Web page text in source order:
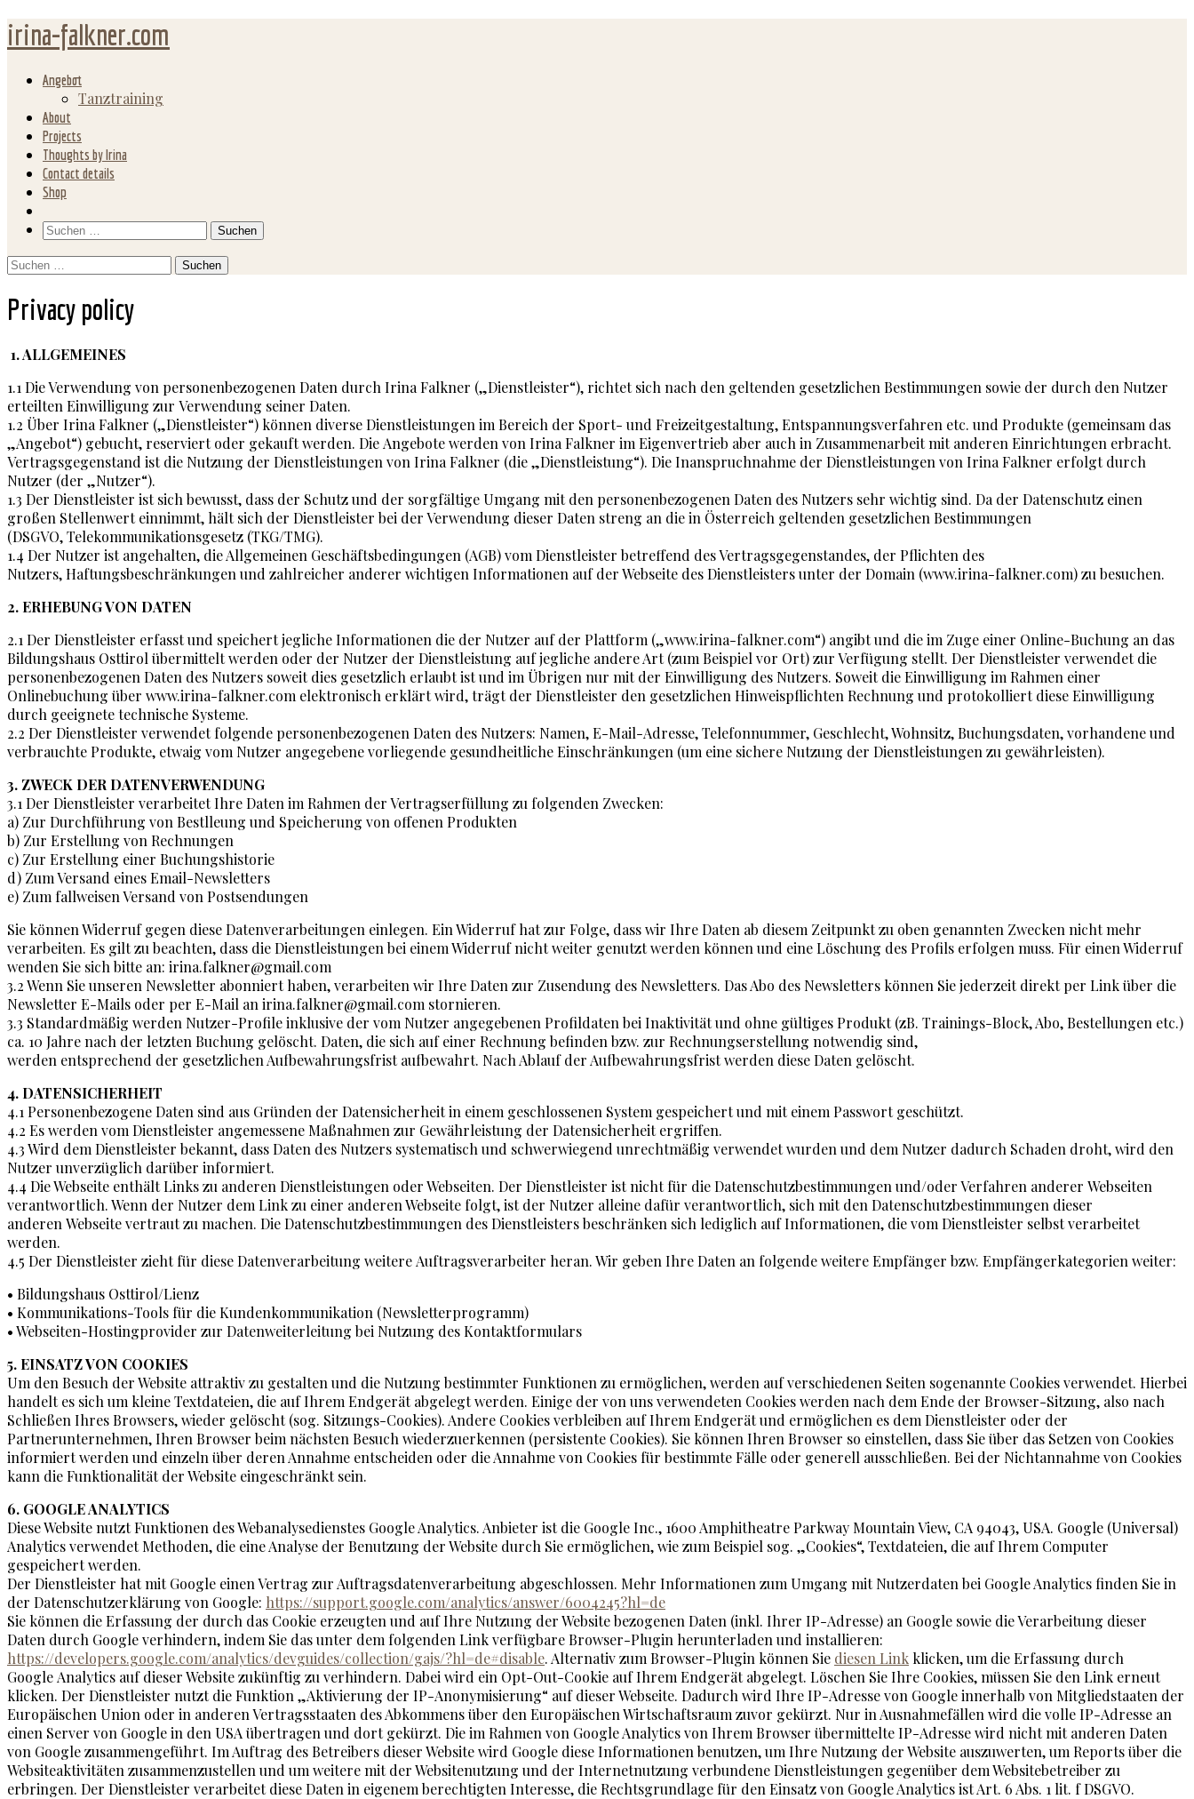
irina-falkner.com
Angebot
Tanztraining
About
Projects
Thoughts by Irina
Contact details
Shop
Suchen
Suchen
Privacy policy
1. ALLGEMEINES
1.1 Die Verwendung von personenbezogenen Daten durch Irina Falkner („Dienstleister“), richtet sich nach den geltenden gesetzlichen Bestimmungen sowie der durch den Nutzer
erteilten Einwilligung zur Verwendung seiner Daten.
1.2 Über Irina Falkner („Dienstleister“) können diverse Dienstleistungen im Bereich der Sport- und Freizeitgestaltung, Entspannungsverfahren etc. und Produkte (gemeinsam das
„Angebot“) gebucht, reserviert oder gekauft werden. Die Angebote werden von Irina Falkner im Eigenvertrieb aber auch in Zusammenarbeit mit anderen Einrichtungen erbracht.
Vertragsgegenstand ist die Nutzung der Dienstleistungen von Irina Falkner (die „Dienstleistung“). Die Inanspruchnahme der Dienstleistungen von Irina Falkner erfolgt durch
Nutzer (der „Nutzer“).
1.3 Der Dienstleister ist sich bewusst, dass der Schutz und der sorgfältige Umgang mit den personenbezogenen Daten des Nutzers sehr wichtig sind. Da der Datenschutz einen
großen Stellenwert einnimmt, hält sich der Dienstleister bei der Verwendung dieser Daten streng an die in Österreich geltenden gesetzlichen Bestimmungen
(DSGVO, Telekommunikationsgesetz (TKG/TMG).
1.4 Der Nutzer ist angehalten, die Allgemeinen Geschäftsbedingungen (AGB) vom Dienstleister betreffend des Vertragsgegenstandes, der Pflichten des
Nutzers, Haftungsbeschränkungen und zahlreicher anderer wichtigen Informationen auf der Webseite des Dienstleisters unter der Domain (www.irina-falkner.com) zu besuchen.
2. ERHEBUNG VON DATEN
2.1 Der Dienstleister erfasst und speichert jegliche Informationen die der Nutzer auf der Plattform („www.irina-falkner.com“) angibt und die im Zuge einer Online-Buchung an das
Bildungshaus Osttirol übermittelt werden oder der Nutzer der Dienstleistung auf jegliche andere Art (zum Beispiel vor Ort) zur Verfügung stellt. Der Dienstleister verwendet die
personenbezogenen Daten des Nutzers soweit dies gesetzlich erlaubt ist und im Übrigen nur mit der Einwilligung des Nutzers. Soweit die Einwilligung im Rahmen einer
Onlinebuchung über www.irina-falkner.com elektronisch erklärt wird, trägt der Dienstleister den gesetzlichen Hinweispflichten Rechnung und protokolliert diese Einwilligung
durch geeignete technische Systeme.
2.2 Der Dienstleister verwendet folgende personenbezogenen Daten des Nutzers: Namen, E-Mail-Adresse, Telefonnummer, Geschlecht, Wohnsitz, Buchungsdaten, vorhandene und
verbrauchte Produkte, etwaig vom Nutzer angegebene vorliegende gesundheitliche Einschränkungen (um eine sichere Nutzung der Dienstleistungen zu gewährleisten).
3. ZWECK DER DATENVERWENDUNG
3.1 Der Dienstleister verarbeitet Ihre Daten im Rahmen der Vertragserfüllung zu folgenden Zwecken:
a) Zur Durchführung von Bestlleung und Speicherung von offenen Produkten
b) Zur Erstellung von Rechnungen
c) Zur Erstellung einer Buchungshistorie
d) Zum Versand eines Email-Newsletters
e) Zum fallweisen Versand von Postsendungen
Sie können Widerruf gegen diese Datenverarbeitungen einlegen. Ein Widerruf hat zur Folge, dass wir Ihre Daten ab diesem Zeitpunkt zu oben genannten Zwecken nicht mehr
verarbeiten. Es gilt zu beachten, dass die Dienstleistungen bei einem Widerruf nicht weiter genutzt werden können und eine Löschung des Profils erfolgen muss. Für einen Widerruf
wenden Sie sich bitte an: irina.falkner@gmail.com
3.2 Wenn Sie unseren Newsletter abonniert haben, verarbeiten wir Ihre Daten zur Zusendung des Newsletters. Das Abo des Newsletters können Sie jederzeit direkt per Link über die
Newsletter E-Mails oder per E-Mail an irina.falkner@gmail.com stornieren.
3.3 Standardmäßig werden Nutzer-Profile inklusive der vom Nutzer angegebenen Profildaten bei Inaktivität und ohne gültiges Produkt (zB. Trainings-Block, Abo, Bestellungen etc.)
ca. 10 Jahre nach der letzten Buchung gelöscht. Daten, die sich auf einer Rechnung befinden bzw. zur Rechnungserstellung notwendig sind,
werden entsprechend der gesetzlichen Aufbewahrungsfrist aufbewahrt. Nach Ablauf der Aufbewahrungsfrist werden diese Daten gelöscht.
4. DATENSICHERHEIT
4.1 Personenbezogene Daten sind aus Gründen der Datensicherheit in einem geschlossenen System gespeichert und mit einem Passwort geschützt.
4.2 Es werden vom Dienstleister angemessene Maßnahmen zur Gewährleistung der Datensicherheit ergriffen.
4.3 Wird dem Dienstleister bekannt, dass Daten des Nutzers systematisch und schwerwiegend unrechtmäßig verwendet wurden und dem Nutzer dadurch Schaden droht, wird den
Nutzer unverzüglich darüber informiert.
4.4 Die Webseite enthält Links zu anderen Dienstleistungen oder Webseiten. Der Dienstleister ist nicht für die Datenschutzbestimmungen und/oder Verfahren anderer Webseiten
verantwortlich. Wenn der Nutzer dem Link zu einer anderen Webseite folgt, ist der Nutzer alleine dafür verantwortlich, sich mit den Datenschutzbestimmungen dieser
anderen Webseite vertraut zu machen. Die Datenschutzbestimmungen des Dienstleisters beschränken sich lediglich auf Informationen, die vom Dienstleister selbst verarbeitet
werden.
4.5 Der Dienstleister zieht für diese Datenverarbeitung weitere Auftragsverarbeiter heran. Wir geben Ihre Daten an folgende weitere Empfänger bzw. Empfängerkategorien weiter:
• Bildungshaus Osttirol/Lienz
• Kommunikations-Tools für die Kundenkommunikation (Newsletterprogramm)
• Webseiten-Hostingprovider zur Datenweiterleitung bei Nutzung des Kontaktformulars
5. EINSATZ VON COOKIES
Um den Besuch der Website attraktiv zu gestalten und die Nutzung bestimmter Funktionen zu ermöglichen, werden auf verschiedenen Seiten sogenannte Cookies verwendet. Hierbei
handelt es sich um kleine Textdateien, die auf Ihrem Endgerät abgelegt werden. Einige der von uns verwendeten Cookies werden nach dem Ende der Browser-Sitzung, also nach
Schließen Ihres Browsers, wieder gelöscht (sog. Sitzungs-Cookies). Andere Cookies verbleiben auf Ihrem Endgerät und ermöglichen es dem Dienstleister oder der
Partnerunternehmen, Ihren Browser beim nächsten Besuch wiederzuerkennen (persistente Cookies). Sie können Ihren Browser so einstellen, dass Sie über das Setzen von Cookies
informiert werden und einzeln über deren Annahme entscheiden oder die Annahme von Cookies für bestimmte Fälle oder generell ausschließen. Bei der Nichtannahme von Cookies
kann die Funktionalität der Website eingeschränkt sein.
6. GOOGLE ANALYTICS
Diese Website nutzt Funktionen des Webanalysedienstes Google Analytics. Anbieter ist die Google Inc., 1600 Amphitheatre Parkway Mountain View, CA 94043, USA. Google (Universal)
Analytics verwendet Methoden, die eine Analyse der Benutzung der Website durch Sie ermöglichen, wie zum Beispiel sog. „Cookies“, Textdateien, die auf Ihrem Computer
gespeichert werden.
Der Dienstleister hat mit Google einen Vertrag zur Auftragsdatenverarbeitung abgeschlossen. Mehr Informationen zum Umgang mit Nutzerdaten bei Google Analytics finden Sie in
der Datenschutzerklärung von Google: https://support.google.com/analytics/answer/6004245?hl=de
Sie können die Erfassung der durch das Cookie erzeugten und auf Ihre Nutzung der Website bezogenen Daten (inkl. Ihrer IP-Adresse) an Google sowie die Verarbeitung dieser
Daten durch Google verhindern, indem Sie das unter dem folgenden Link verfügbare Browser-Plugin herunterladen und installieren:
https://developers.google.com/analytics/devguides/collection/gajs/?hl=de#disable. Alternativ zum Browser-Plugin können Sie diesen Link klicken, um die Erfassung durch
Google Analytics auf dieser Website zukünftig zu verhindern. Dabei wird ein Opt-Out-Cookie auf Ihrem Endgerät abgelegt. Löschen Sie Ihre Cookies, müssen Sie den Link erneut
klicken. Der Dienstleister nutzt die Funktion „Aktivierung der IP-Anonymisierung“ auf dieser Webseite. Dadurch wird Ihre IP-Adresse von Google innerhalb von Mitgliedstaaten der
Europäischen Union oder in anderen Vertragsstaaten des Abkommens über den Europäischen Wirtschaftsraum zuvor gekürzt. Nur in Ausnahmefällen wird die volle IP-Adresse an
einen Server von Google in den USA übertragen und dort gekürzt. Die im Rahmen von Google Analytics von Ihrem Browser übermittelte IP-Adresse wird nicht mit anderen Daten
von Google zusammengeführt. Im Auftrag des Betreibers dieser Website wird Google diese Informationen benutzen, um Ihre Nutzung der Website auszuwerten, um Reports über die
Websiteaktivitäten zusammenzustellen und um weitere mit der Websitenutzung und der Internetnutzung verbundene Dienstleistungen gegenüber dem Websitebetreiber zu
erbringen. Der Dienstleister verarbeitet diese Daten in eigenem berechtigten Interesse, die Rechtsgrundlage für den Einsatz von Google Analytics ist Art. 6 Abs. 1 lit. f DSGVO.